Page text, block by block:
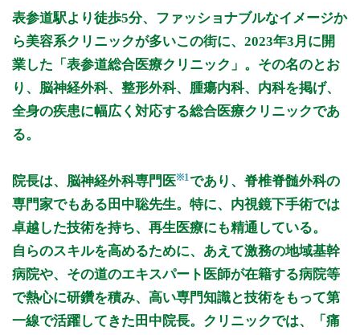
診療時間 水 木曜日
金金曜日
土 土曜日
日
9:00～12:00
●
10:00～19:00
● ● ● ● ●
休診日:祝
※診療時間や臨時休診・診療内容等について、事前に必ず医療
>>病院なびで医療機関の詳細を見る
公式HPはこちら
初診受付
表参道駅より徒歩5分、ファッショナブルなイメージか
ら美容系クリニックが多いこの街に、2023年3月に開
業した「表参道総合医療クリニック」。その名のとお
り、脳神経外科、整形外科、腫瘍内科、内科を掲げ、
全身の疾患に幅広く対応する総合医療クリニックであ
る。
院長は、脳神経外科専門医※1であり、脊椎脊髄外科の
専門家でもある田中聡先生。特に、内視鏡下手術では
卓越した技術を持ち、再生医療にも精通している。
自らのスキルを高めるために、あえて激務の地域基幹
病院や、その道のエキスパート医師が在籍する病院等
で熱心に研鑽を積み、高い専門知識と技術をもって第
一線で活躍してきた田中院長。クリニックでは、「痛